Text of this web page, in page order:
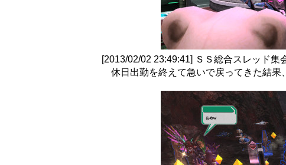
[2013/02/02 23:49:41] ＳＳ総合スレッド集
休日出勤を終えて急いで戻ってきた結果